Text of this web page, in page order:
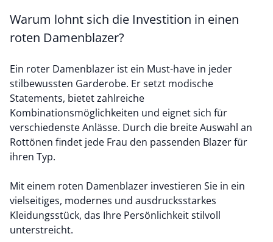
Warum lohnt sich die Investition in einen
roten Damenblazer?
Ein roter Damenblazer ist ein Must-have in jeder
stilbewussten Garderobe. Er setzt modische
Statements, bietet zahlreiche
Kombinationsmöglichkeiten und eignet sich für
verschiedenste Anlässe. Durch die breite Auswahl an
Rottönen findet jede Frau den passenden Blazer für
ihren Typ.
Mit einem roten Damenblazer investieren Sie in ein
vielseitiges, modernes und ausdrucksstarkes
Kleidungsstück, das Ihre Persönlichkeit stilvoll
unterstreicht.